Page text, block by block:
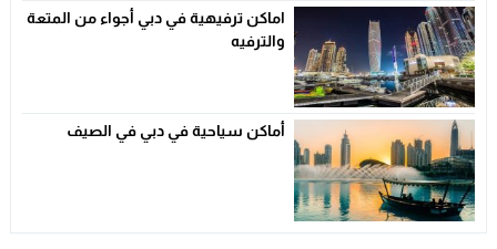
اماكن ترفيهية في دبي أجواء من المتعة
والترفيه
أماكن سياحية في دبي في الصيف